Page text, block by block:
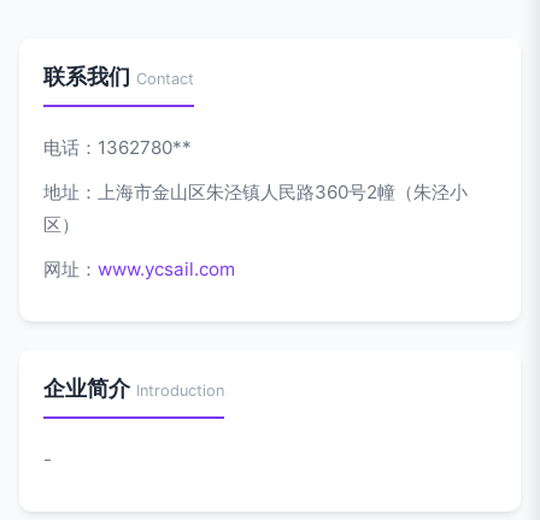
联系我们 Contact
电话：1362780**
地址：上海市金山区朱泾镇人民路360号2幢（朱泾小
区）
网址： www.ycsail.com
企业简介 Introduction
-